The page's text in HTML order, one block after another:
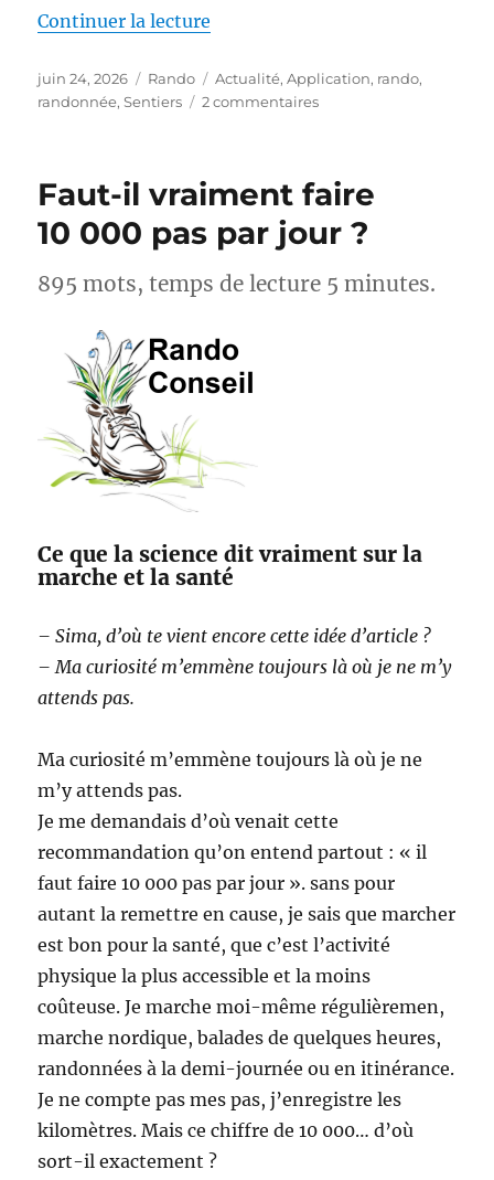
Continuer la lecture
Publié
le
juin 24, 2026 Catégories
Rando Étiquettes
Actualité,Application, rando,
randonnée,Sentiers 2 commentairessur
pour
des
avec
Faut-il vraiment faire
10 000 pas par jour ?
895 mots, temps de lecture 5 minutes.
Ce que la science dit vraiment sur la
marche et la santé
– Sima, d’où te vient encore cette idée d’article ?
– Ma curiosité m’emmène toujours là où je ne m’y
attends pas.
Ma curiosité m’emmène toujours là où je ne
m’y attends pas.
Je me demandais d’où venait cette
recommandation qu’on entend partout : « il
faut faire 10 000 pas par jour ». sans pour
autant la remettre en cause, je sais que marcher
est bon pour la santé, que c’est l’activité
physique la plus accessible et la moins
coûteuse. Je marche moi-même régulièremen,
marche nordique, balades de quelques heures,
randonnées à la demi-journée ou en itinérance.
Je ne compte pas mes pas, j’enregistre les
kilomètres. Mais ce chiffre de 10 000… d’où
sort-il exactement ?